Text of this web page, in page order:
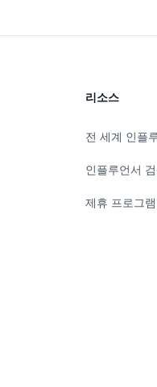
리소스
전 세계 인플
인플루언서
제휴 프로그